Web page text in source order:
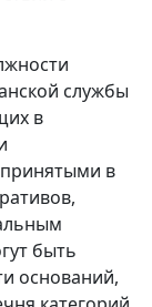
службы
в
в
быть
оснований,